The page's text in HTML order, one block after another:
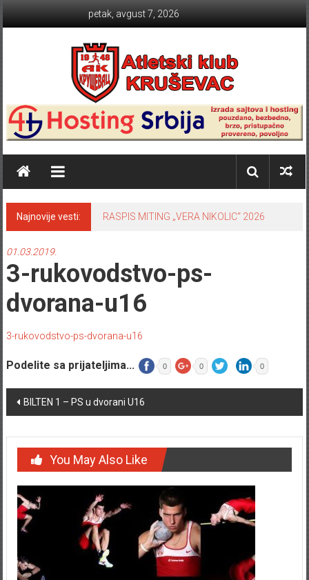
petak, avgust 7, 2026
Atletski klub KRUŠEVAC
Najnovije vesti: RASPIS MITING „VERA NIKOLIC“ 2026
01.03.2019.
3-rukovodstvo-ps-
dvorana-u16
3-rukovodstvo-ps-dvorana-u16
Podelite sa prijateljima... 0 0 0
Post navigation
BILTEN 1 – PS u dvorani U16
You May Also Like